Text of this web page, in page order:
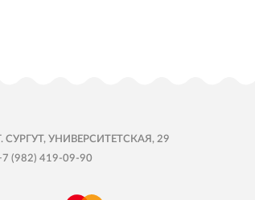
СУРГУТ, УНИВЕРСИТЕТСКАЯ, 29
(982) 419-09-90